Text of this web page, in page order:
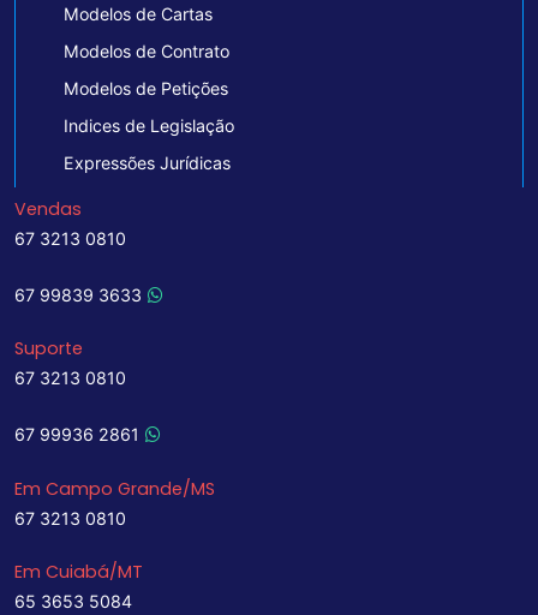
Modelos de Cartas
Modelos de Contrato
Modelos de Petições
Indices de Legislação
Expressões Jurídicas
Vendas
67 3213 0810
67 99839 3633
Suporte
67 3213 0810
67 99936 2861
Em Campo Grande/MS
67 3213 0810
Em Cuiabá/MT
65 3653 5084